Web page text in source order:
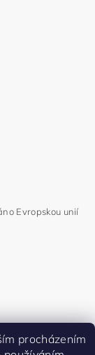
Evropskou unií
procházením